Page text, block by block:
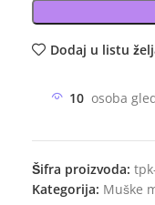
Dodaj u listu
10 osoba
Šifra proizvoda:
Kategorija: Muške